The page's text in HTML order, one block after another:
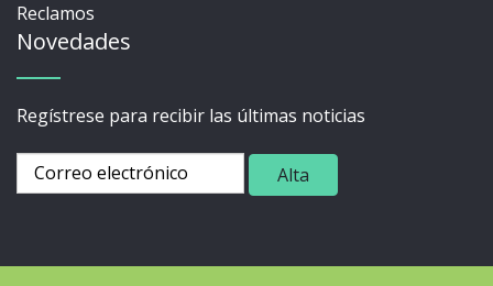
Reclamos
Novedades
Regístrese para recibir las últimas noticias